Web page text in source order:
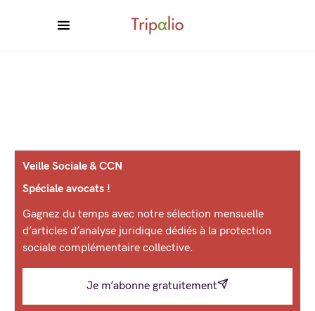
Veille Sociale & CCN
Spéciale avocats !
Gagnez du temps avec notre sélection mensuelle
d’articles d’analyse juridique dédiés à la protection
sociale complémentaire collective.
Je m’abonne gratuitement